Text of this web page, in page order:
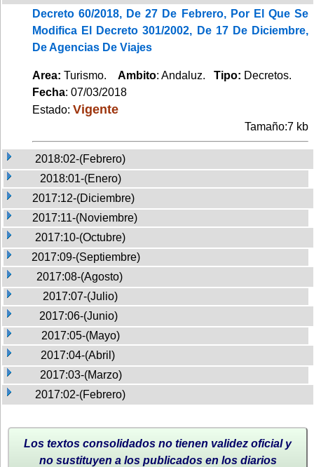
Decreto 60/2018, De 27 De Febrero, Por El Que Se
Modifica El Decreto 301/2002, De 17 De Diciembre,
De Agencias De Viajes
Area: Turismo. Ambito: Andaluz. Tipo: Decretos.
Fecha: 07/03/2018
Estado: Vigente
Tamaño:7 kb
2018:02-(Febrero)
2018:01-(Enero)
2017:12-(Diciembre)
2017:11-(Noviembre)
2017:10-(Octubre)
2017:09-(Septiembre)
2017:08-(Agosto)
2017:07-(Julio)
2017:06-(Junio)
2017:05-(Mayo)
2017:04-(Abril)
2017:03-(Marzo)
2017:02-(Febrero)
Los textos consolidados no tienen validez oficial y
no sustituyen a los publicados en los diarios